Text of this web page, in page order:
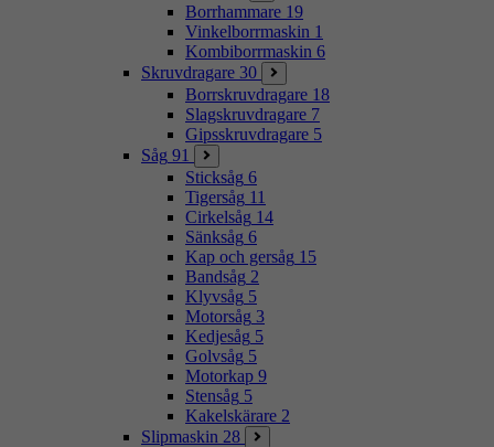
Borrhammare 19
Vinkelborrmaskin 1
Kombiborrmaskin 6
Skruvdragare 30
Borrskruvdragare 18
Slagskruvdragare 7
Gipsskruvdragare 5
Såg 91
Sticksåg 6
Tigersåg 11
Cirkelsåg 14
Sänksåg 6
Kap och gersåg 15
Bandsåg 2
Klyvsåg 5
Motorsåg 3
Kedjesåg 5
Golvsåg 5
Motorkap 9
Stensåg 5
Kakelskärare 2
Slipmaskin 28